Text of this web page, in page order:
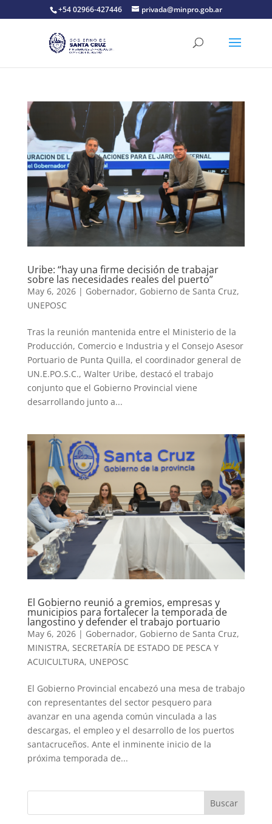
+54 02966-427446 privada@minpro.gob.ar
Uribe: “hay una firme decisión de trabajar
sobre las necesidades reales del puerto”
May 6, 2026| Gobernador, Gobierno de Santa Cruz,
UNEPOSC
Tras la reunión mantenida entre el Ministerio de la
Producción, Comercio e Industria y el Consejo Asesor
Portuario de Punta Quilla, el coordinador general de
UN.E.PO.S.C., Walter Uribe, destacó el trabajo
conjunto que el Gobierno Provincial viene
desarrollando junto a...
El Gobierno reunió a gremios, empresas y
municipios para fortalecer la temporada de
langostino y defender el trabajo portuario
May 6, 2026| Gobernador, Gobierno de Santa Cruz,
MINISTRA, SECRETARÍA DE ESTADO DE PESCA Y
ACUICULTURA, UNEPOSC
El Gobierno Provincial encabezó una mesa de trabajo
con representantes del sector pesquero para
avanzar en una agenda común vinculada a las
descargas, el empleo y el desarrollo de los puertos
santacruceños. Ante el inminente inicio de la
próxima temporada de...